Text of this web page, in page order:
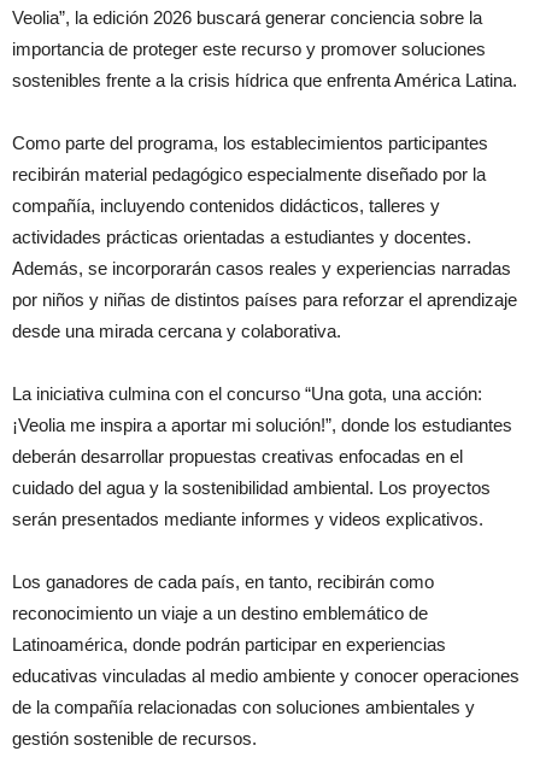
Veolia”, la edición 2026 buscará generar conciencia sobre la
importancia de proteger este recurso y promover soluciones
sostenibles frente a la crisis hídrica que enfrenta América Latina.
Como parte del programa, los establecimientos participantes
recibirán material pedagógico especialmente diseñado por la
compañía, incluyendo contenidos didácticos, talleres y
actividades prácticas orientadas a estudiantes y docentes.
Además, se incorporarán casos reales y experiencias narradas
por niños y niñas de distintos países para reforzar el aprendizaje
desde una mirada cercana y colaborativa.
La iniciativa culmina con el concurso “Una gota, una acción:
¡Veolia me inspira a aportar mi solución!”, donde los estudiantes
deberán desarrollar propuestas creativas enfocadas en el
cuidado del agua y la sostenibilidad ambiental. Los proyectos
serán presentados mediante informes y videos explicativos.
Los ganadores de cada país, en tanto, recibirán como
reconocimiento un viaje a un destino emblemático de
Latinoamérica, donde podrán participar en experiencias
educativas vinculadas al medio ambiente y conocer operaciones
de la compañía relacionadas con soluciones ambientales y
gestión sostenible de recursos.